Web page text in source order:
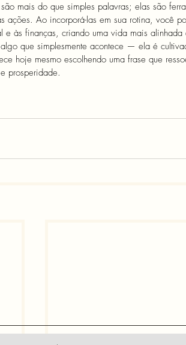
mais do que simples palavras; elas são
ações. Ao incorporá-las em sua rotina, você
e às finanças, criando uma vida mais alinhada
que simplesmente acontece — ela é
hoje mesmo escolhendo uma frase que
prosperidade.